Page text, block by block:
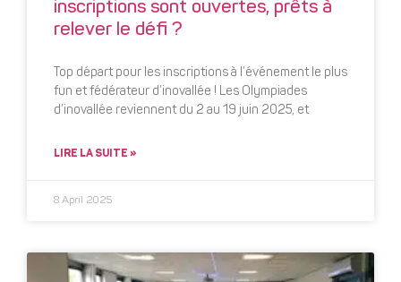
inscriptions sont ouvertes, prêts à
relever le défi ?
Top départ pour les inscriptions à l’événement le plus
fun et fédérateur d’inovallée ! Les Olympiades
d’inovallée reviennent du 2 au 19 juin 2025, et
LIRE LA SUITE »
8 April 2025